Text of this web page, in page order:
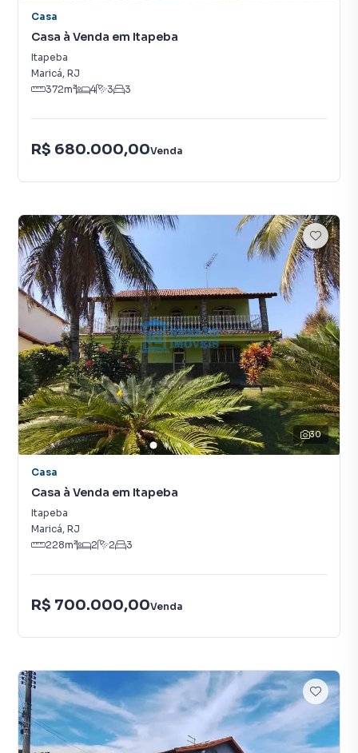
Casa
Casa à Venda em Itapeba
Itapeba
Maricá, RJ
372m² 4 3 3
R$ 680.000,00Venda
30
Casa
Casa à Venda em Itapeba
Itapeba
Maricá, RJ
228m² 2 2 3
R$ 700.000,00Venda